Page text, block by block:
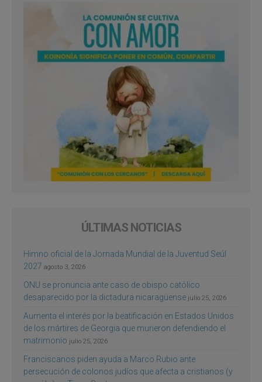
ÚLTIMAS NOTICIAS
Himno oficial de la Jornada Mundial de la Juventud Seúl
2027 agosto 3, 2026
ONU se pronuncia ante caso de obispo católico
desaparecido por la dictadura nicaragüense julio 25, 2026
Aumenta el interés por la beatificación en Estados Unidos
de los mártires de Georgia que murieron defendiendo el
matrimonio julio 25, 2026
Franciscanos piden ayuda a Marco Rubio ante
persecución de colonos judíos que afecta a cristianos (y